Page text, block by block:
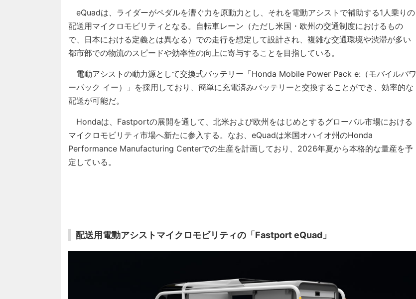
eQuadは、ライダーがペダルを漕ぐ力を原動力とし、それを電動アシストで補助する1人乗りの
配送用マイクロモビリティとなる。自転車レーン（ただし米国・欧州の交通制度におけるもの
で、日本における定義とは異なる）での走行を想定して設計され、複雑な交通環境や渋滞が多い
都市部での物流のスピードや効率性の向上に寄与することを目指している。
電動アシストの動力源として交換式バッテリー「Honda Mobile Power Pack e:（モバイルパワ
ーパック イー）」を採用しており、簡単に充電済みバッテリーと交換することができ、効率的な
配送が可能だ。
Hondaは、Fastportの展開を通して、北米および欧州をはじめとするグローバル市場における
マイクロモビリティ市場へ新たに参入する。なお、eQuadは米国オハイオ州のHonda
Performance Manufacturing Centerでの生産を計画しており、2026年夏から本格的な量産を予
定している。
配送用電動アシストマイクロモビリティの「Fastport eQuad」